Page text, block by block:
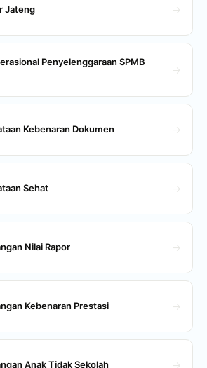
Jateng →
Penyelenggaraan SPMB
→
Kebenaran Dokumen →
Sehat →
Nilai Rapor →
Kebenaran Prestasi →
Anak Tidak Sekolah →